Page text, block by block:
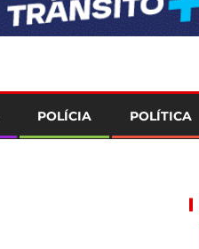
POLÍCIA POLÍTICA